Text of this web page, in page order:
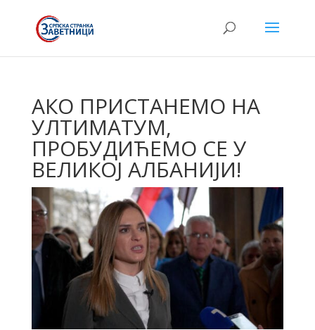
АКО ПРИСТАНЕМО НА
УЛТИМАТУМ,
ПРОБУДИЋЕМО СЕ У
ВЕЛИКОЈ АЛБАНИЈИ!